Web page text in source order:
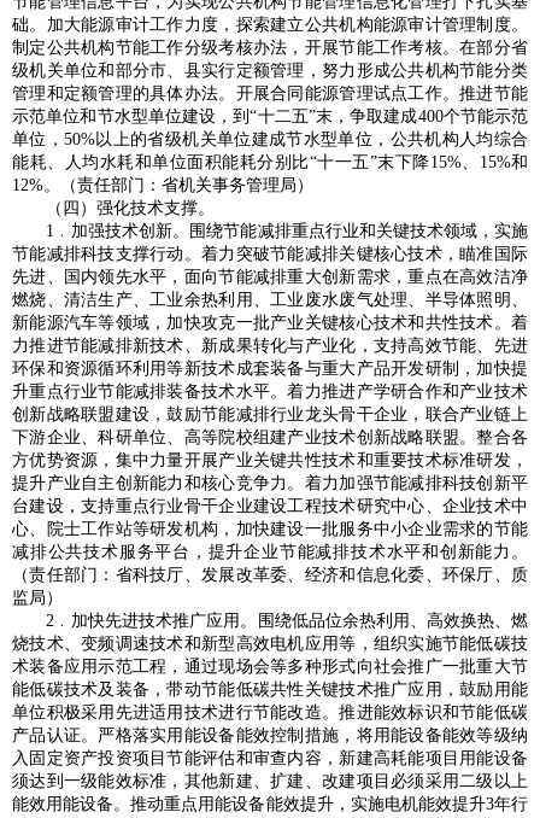
础。加大能源审计工作力度，探索建立公共机构能源审计管理制度。
制定公共机构节能工作分级考核办法，开展节能工作考核。在部分省
级机关单位和部分市、县实行定额管理，努力形成公共机构节能分类
管理和定额管理的具体办法。开展合同能源管理试点工作。推进节能
示范单位和节水型单位建设，到“十二五”末，争取建成400个节能示范
单位，50%以上的省级机关单位建成节水型单位，公共机构人均综合
能耗、人均水耗和单位面积能耗分别比“十一五”末下降15%、15%和
12%。（责任部门：省机关事务管理局）
（四）强化技术支撑。
1﹒加强技术创新。围绕节能减排重点行业和关键技术领域，实施
节能减排科技支撑行动。着力突破节能减排关键核心技术，瞄准国际
先进、国内领先水平，面向节能减排重大创新需求，重点在高效洁净
燃烧、清洁生产、工业余热利用、工业废水废气处理、半导体照明、
新能源汽车等领域，加快攻克一批产业关键核心技术和共性技术。着
力推进节能减排新技术、新成果转化与产业化，支持高效节能、先进
环保和资源循环利用等新技术成套装备与重大产品开发研制，加快提
升重点行业节能减排装备技术水平。着力推进产学研合作和产业技术
创新战略联盟建设，鼓励节能减排行业龙头骨干企业，联合产业链上
下游企业、科研单位、高等院校组建产业技术创新战略联盟。整合各
方优势资源，集中力量开展产业关键共性技术和重要技术标准研发，
提升产业自主创新能力和核心竞争力。着力加强节能减排科技创新平
台建设，支持重点行业骨干企业建设工程技术研究中心、企业技术中
心、院士工作站等研发机构，加快建设一批服务中小企业需求的节能
减排公共技术服务平台，提升企业节能减排技术水平和创新能力。
（责任部门：省科技厅、发展改革委、经济和信息化委、环保厅、质
监局）
2﹒加快先进技术推广应用。围绕低品位余热利用、高效换热、燃
烧技术、变频调速技术和新型高效电机应用等，组织实施节能低碳技
术装备应用示范工程，通过现场会等多种形式向社会推广一批重大节
能低碳技术及装备，带动节能低碳共性关键技术推广应用，鼓励用能
单位积极采用先进适用技术进行节能改造。推进能效标识和节能低碳
产品认证。严格落实用能设备能效控制措施，将用能设备能效等级纳
入固定资产投资项目节能评估和审查内容，新建高耗能项目用能设备
须达到一级能效标准，其他新建、扩建、改建项目必须采用二级以上
能效用能设备。推动重点用能设备能效提升，实施电机能效提升3年行